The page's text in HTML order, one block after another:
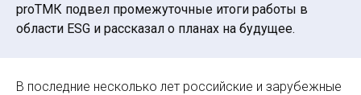
proТМК подвел промежуточные итоги работы в
области ESG и рассказал о планах на будущее.
В последние несколько лет российские и зарубежные